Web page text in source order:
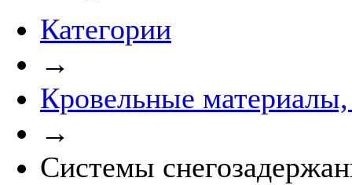
Категории
→
Кровельные материалы,
→
Системы